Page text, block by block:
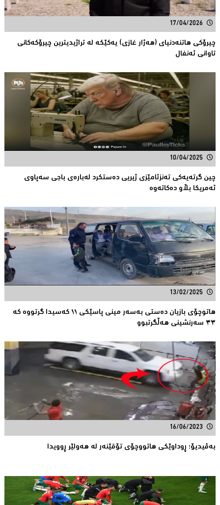
17/04/2026
چیرۆكی هاتنەدنیای (هەژار غازی) یەكێكە لە تراژیدیترین چیرۆكەكانی
تاوانى ئەنفال
10/04/2025
چین گرتەیەكی تەنزئامێزی ژیریی دەستكرد لەبارەی باجی سەپاوی
ئەمریكا بڵاو دەكاتەوە
13/02/2025
هاتوچۆی بازیان دەستی بەسەر مینی پاسێكی ١١ کەسیدا گرتووە کە
٣٣ سەرنشینی هەڵگرتبوو
16/06/2023
بەڤیدیۆ؛ ڕوداوێکی هاتووچۆی تۆقێنەر لە هەولێر ڕوویدا